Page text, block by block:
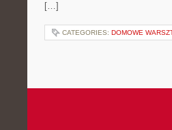
[…]
CATEGORIES: DOMOWE